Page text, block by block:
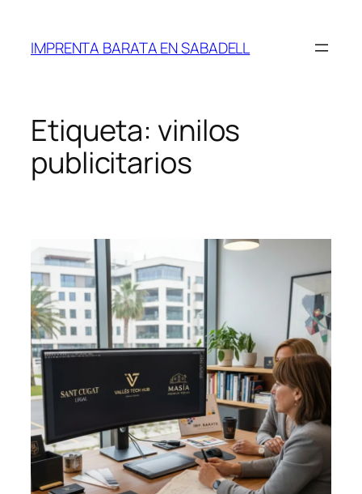
contenido
IMPRENTA BARATA EN SABADELL
Etiqueta: vinilos
publicitarios